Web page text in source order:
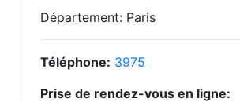
Département: Paris
Téléphone: 3975
Prise de rendez-vous en ligne: